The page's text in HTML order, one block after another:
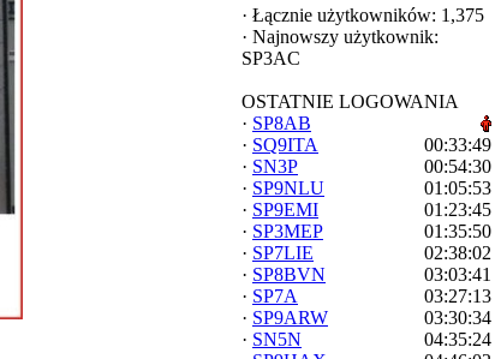
· Łącznie użytkowników: 1,375
· Najnowszy użytkownik:
SP3AC
OSTATNIE LOGOWANIA
· SP8AB
· SQ9ITA
00:33:49
· SN3P
00:54:30
· SP9NLU
01:05:53
· SP9EMI
01:23:45
· SP3MEP
01:35:50
· SP7LIE
02:38:02
· SP8BVN
03:03:41
· SP7A
03:27:13
· SP9ARW
03:30:34
· SN5N
04:35:24